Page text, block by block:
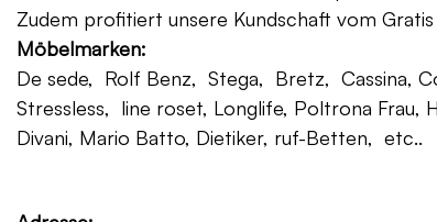
Zudem profitiert unsere Kundschaft vom
Möbelmarken:
De sede, Rolf Benz, Stega, Bretz, Cassina,
Stressless, line roset, Longlife, Poltrona Frau,
Divani, Mario Batto, Dietiker, ruf-Betten, etc..